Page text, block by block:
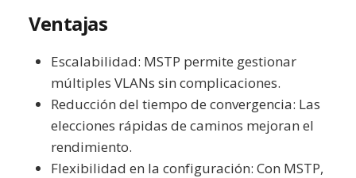
Ventajas
Escalabilidad: MSTP permite gestionar
múltiples VLANs sin complicaciones.
Reducción del tiempo de convergencia: Las
elecciones rápidas de caminos mejoran el
rendimiento.
Flexibilidad en la configuración: Con MSTP,